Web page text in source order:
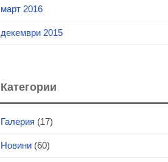
март 2016
декември 2015
Категории
Галерия (17)
Новини(60)